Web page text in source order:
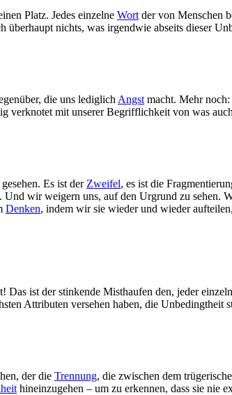
Platz. Jedes einzelne Wort der von Menschen
überhaupt nichts, was irgendwie abseits dieser
die uns lediglich Angst macht. Mehr
verknotet mit unserer Begrifflichkeit von was
gesehen. Es ist der Zweifel, es ist die
Und wir weigern uns, auf den Urgrund zu sehen.
Denken, indem wir sie wieder und wieder
ist der stinkende Misthaufen den, jeder
Attributen versehen haben, die Unbedingtheit
der die Trennung, die zwischen dem
hineinzugehen – um zu erkennen, dass sie nie